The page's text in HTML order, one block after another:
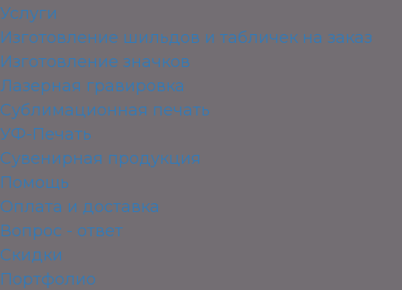
Услуги
Изготовление шильдов и табличек на заказ
Изготовление значков
Лазерная гравировка
Сублимационная печать
УФ-Печать
Сувенирная продукция
Помощь
Оплата и доставка
Вопрос - ответ
Скидки
Портфолио